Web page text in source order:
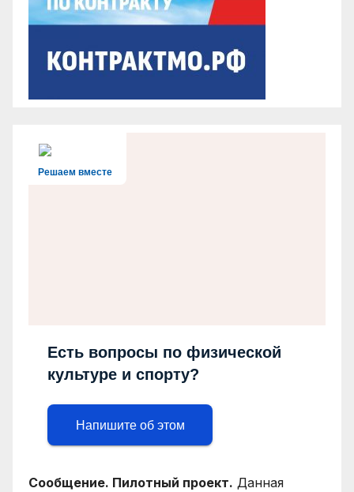
Решаем вместе
Есть вопросы по физической
культуре и спорту?
Напишите об этом
Сообщение. Пилотный проект. Данная